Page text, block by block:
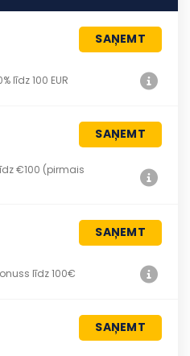
SAŅEMT
līdz 100 EUR
SAŅEMT
€100 (pirmais
SAŅEMT
līdz 100€
SAŅEMT